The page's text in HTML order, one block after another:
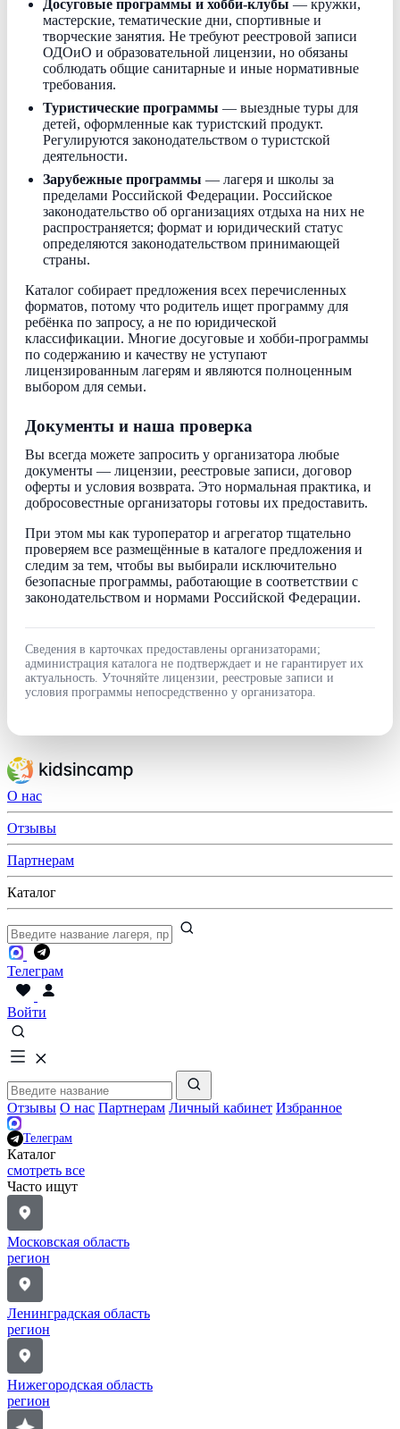
Досуговые программы и хобби-клубы — кружки,
мастерские, тематические дни, спортивные и
творческие занятия. Не требуют реестровой записи
ОДОиО и образовательной лицензии, но обязаны
соблюдать общие санитарные и иные нормативные
требования.
Туристические программы — выездные туры для
детей, оформленные как туристский продукт.
Регулируются законодательством о туристской
деятельности.
Зарубежные программы — лагеря и школы за
пределами Российской Федерации. Российское
законодательство об организациях отдыха на них не
распространяется; формат и юридический статус
определяются законодательством принимающей
страны.
Каталог собирает предложения всех перечисленных
форматов, потому что родитель ищет программу для
ребёнка по запросу, а не по юридической
классификации. Многие досуговые и хобби-программы
по содержанию и качеству не уступают
лицензированным лагерям и являются полноценным
выбором для семьи.
Документы и наша проверка
Вы всегда можете запросить у организатора любые
документы — лицензии, реестровые записи, договор
оферты и условия возврата. Это нормальная практика, и
добросовестные организаторы готовы их предоставить.
При этом мы как туроператор и агрегатор тщательно
проверяем все размещённые в каталоге предложения и
следим за тем, чтобы вы выбирали исключительно
безопасные программы, работающие в соответствии с
законодательством и нормами Российской Федерации.
Сведения в карточках предоставлены организаторами;
администрация каталога не подтверждает и не гарантирует их
актуальность. Уточняйте лицензии, реестровые записи и
условия программы непосредственно у организатора.
О нас
Отзывы
Партнерам
Каталог
Телеграм
Войти
Отзывы О нас Партнерам Личный кабинет Избранное
Телеграм
Каталог
смотреть все
Часто ищут
Московская область
регион
Ленинградская область
регион
Нижегородская область
регион